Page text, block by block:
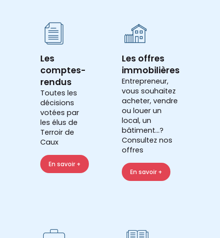
Les
comptes-
rendus
Toutes les
décisions
votées par
les élus de
Terroir de
Caux
En savoir +
Les offres
immobilières
Entrepreneur,
vous souhaitez
acheter, vendre
ou louer un
local, un
bâtiment...?
Consultez nos
offres
En savoir +